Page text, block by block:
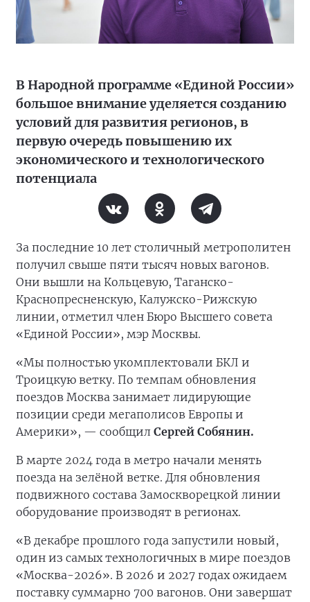
В Народной программе «Единой России»
большое внимание уделяется созданию
условий для развития регионов, в
первую очередь повышению их
экономического и технологического
потенциала
За последние 10 лет столичный метрополитен
получил свыше пяти тысяч новых вагонов.
Они вышли на Кольцевую, Таганско-
Краснопресненскую, Калужско-Рижскую
линии, отметил член Бюро Высшего совета
«Единой России», мэр Москвы.
«Мы полностью укомплектовали БКЛ и
Троицкую ветку. По темпам обновления
поездов Москва занимает лидирующие
позиции среди мегаполисов Европы и
Америки», — сообщил Сергей Собянин.
В марте 2024 года в метро начали менять
поезда на зелёной ветке. Для обновления
подвижного состава Замоскворецкой линии
оборудование производят в регионах.
«В декабре прошлого года запустили новый,
один из самых технологичных в мире поездов
«Москва-2026». В 2026 и 2027 годах ожидаем
поставку суммарно 700 вагонов. Они завершат